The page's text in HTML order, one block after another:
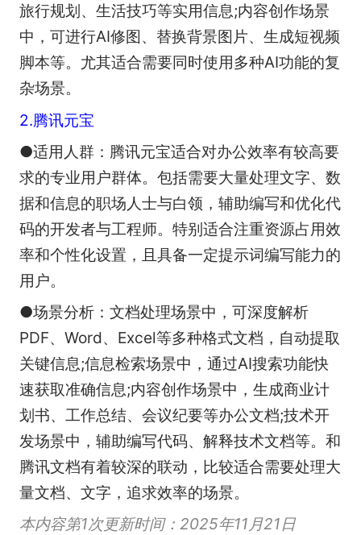
旅行规划、生活技巧等实用信息;内容创作场景
中，可进行AI修图、替换背景图片、生成短视频
脚本等。尤其适合需要同时使用多种AI功能的复
杂场景。
2.腾讯元宝
●适用人群：腾讯元宝适合对办公效率有较高要
求的专业用户群体。包括需要大量处理文字、数
据和信息的职场人士与白领，辅助编写和优化代
码的开发者与工程师。特别适合注重资源占用效
率和个性化设置，且具备一定提示词编写能力的
用户。
●场景分析：文档处理场景中，可深度解析
PDF、Word、Excel等多种格式文档，自动提取
关键信息;信息检索场景中，通过AI搜索功能快
速获取准确信息;内容创作场景中，生成商业计
划书、工作总结、会议纪要等办公文档;技术开
发场景中，辅助编写代码、解释技术文档等。和
腾讯文档有着较深的联动，比较适合需要处理大
量文档、文字，追求效率的场景。
本内容第1次更新时间：2025年11月21日